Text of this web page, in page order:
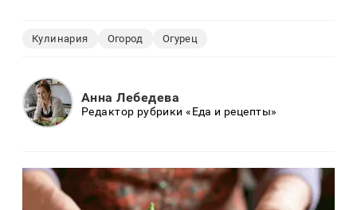
Кулинария Огород Огурец
Анна Лебедева
Редактор рубрики «Еда и рецепты»